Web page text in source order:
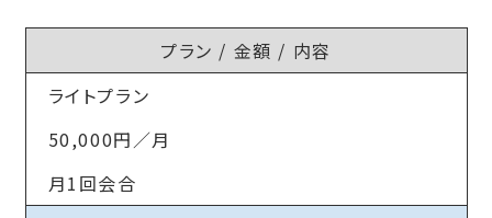
プラン / 金額 / 内容
ライトプラン
50,000円／月
月1回会合